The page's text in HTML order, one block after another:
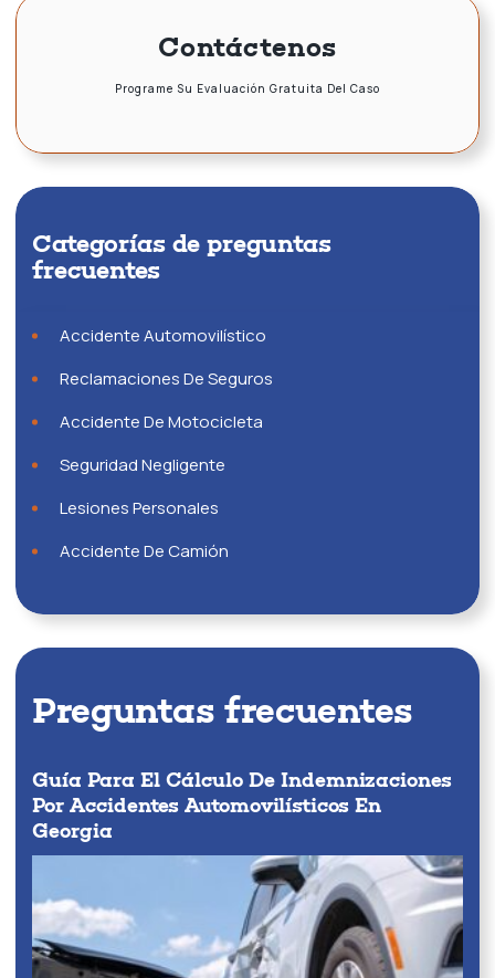
Contáctenos
Programe Su Evaluación Gratuita Del Caso
Categorías de preguntas
frecuentes
Accidente Automovilístico
Reclamaciones De Seguros
Accidente De Motocicleta
Seguridad Negligente
Lesiones Personales
Accidente De Camión
Preguntas frecuentes
Guía Para El Cálculo De Indemnizaciones
Por Accidentes Automovilísticos En
Georgia